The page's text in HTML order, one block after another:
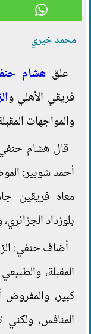
محمد خيري
علقهشام
فريقي الأهلي و
والمواجهات
قال هشام
أحمد شوبير:
معاه فريقين
بلوزداد
أضاف حنفي:
المقبلة،
كبير،
المنافس،